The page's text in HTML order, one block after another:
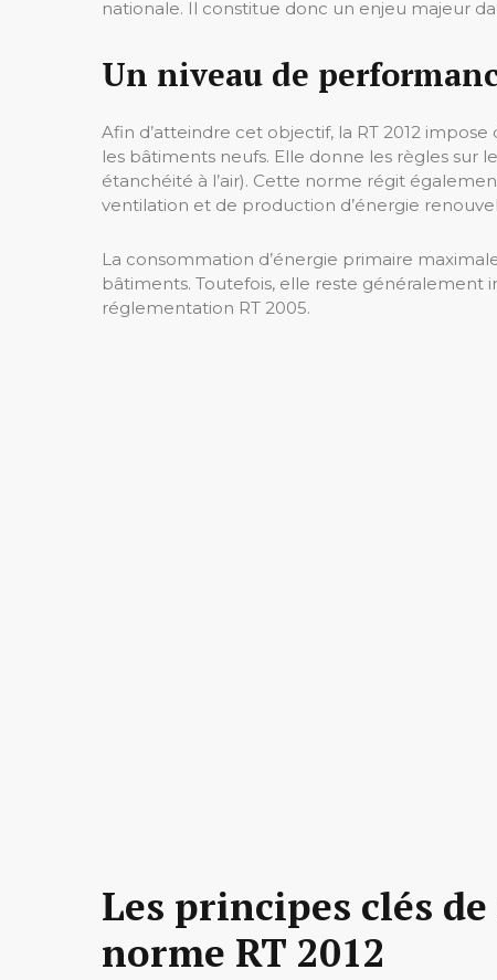
nationale. Il constitue donc un enjeu majeur
Un niveau de
Afin d’atteindre cet objectif, la RT 2012 impose
les bâtiments neufs. Elle donne les règles sur
étanchéité à l’air). Cette norme régit
ventilation et de production d’énergie
La consommation d’énergie primaire
bâtiments. Toutefois, elle reste généralement
réglementation RT 2005.
Les principes clés
norme RT 2012